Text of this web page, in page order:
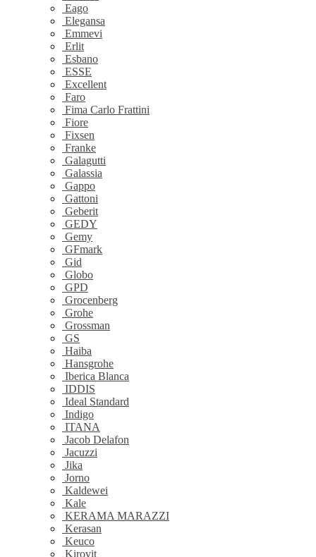
Eago
Elegansa
Emmevi
Erlit
Esbano
ESSE
Excellent
Faro
Fima Carlo Frattini
Fiore
Fixsen
Franke
Galagutti
Galassia
Gappo
Gattoni
Geberit
GEDY
Gemy
GFmark
Gid
Globo
GPD
Grocenberg
Grohe
Grossman
GS
Haiba
Hansgrohe
Iberica Blanca
IDDIS
Ideal Standard
Indigo
ITANA
Jacob Delafon
Jacuzzi
Jika
Jorno
Kaldewei
Kale
KERAMA MARAZZI
Kerasan
Keuco
Kirovit